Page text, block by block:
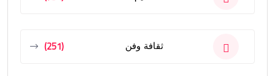
ثقافة وفن (251)